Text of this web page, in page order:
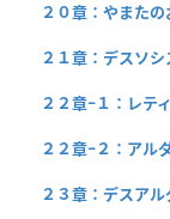
２０章：やまたの
２１章：デスソシ
２２章−１：レテ
２２章−２：アル
２３章：デスアル